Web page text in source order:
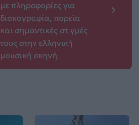
με πληροφορίες για
δισκογραφία, πορεία
και σημαντικές στιγμές
τους στην ελληνική
μουσική σκηνή